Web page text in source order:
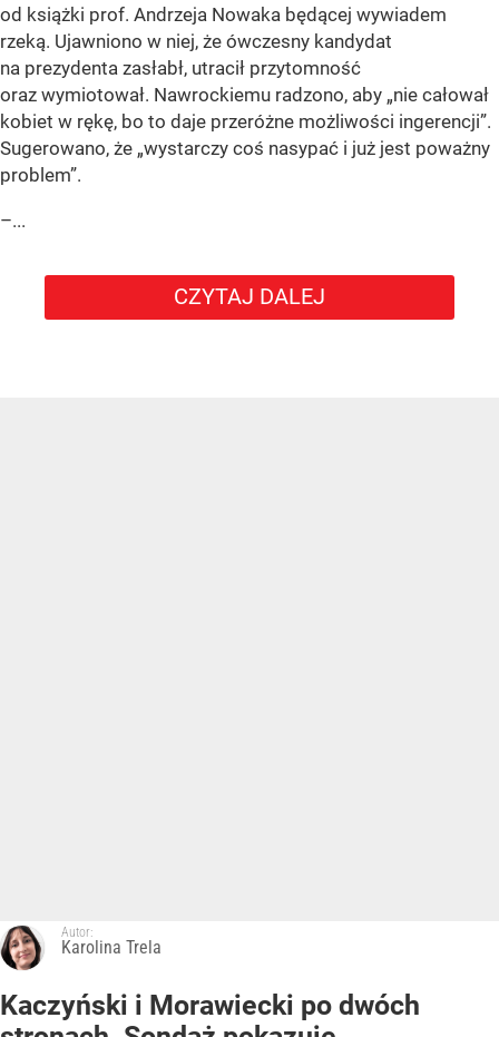
od książki prof. Andrzeja Nowaka będącej wywiadem
rzeką. Ujawniono w niej, że ówczesny kandydat
na prezydenta zasłabł, utracił przytomność
oraz wymiotował. Nawrockiemu radzono, aby „nie całował
kobiet w rękę, bo to daje przeróżne możliwości ingerencji”.
Sugerowano, że „wystarczy coś nasypać i już jest poważny
problem”.
–...
CZYTAJ DALEJ
Autor:
Karolina Trela
Kaczyński i Morawiecki po dwóch